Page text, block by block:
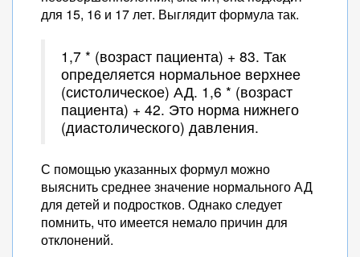
для 15, 16 и 17 лет. Выглядит формула так.
1,7 * (возраст пациента) + 83. Так
определяется нормальное верхнее
(систолическое) АД. 1,6 * (возраст
пациента) + 42. Это норма нижнего
(диастолического) давления.
С помощью указанных формул можно
выяснить среднее значение нормального АД
для детей и подростков. Однако следует
помнить, что имеется немало причин для
отклонений.